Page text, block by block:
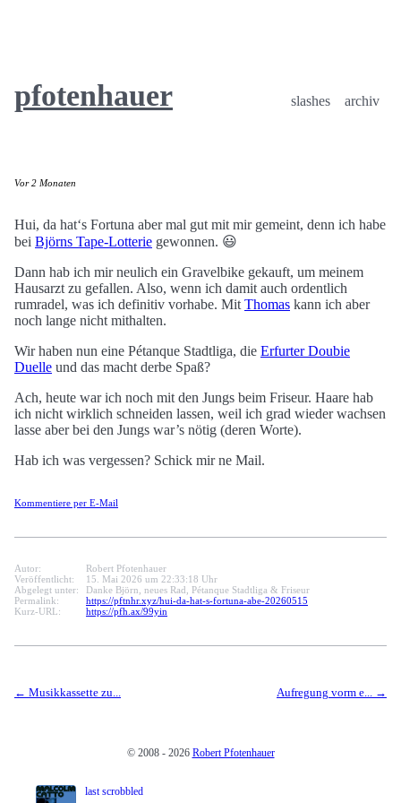
pfotenhauer slashes archiv
Vor 2 Monaten
Hui, da hat‘s Fortuna aber mal gut mit mir gemeint, denn ich habe
bei Björns Tape-Lotterie gewonnen. 😃
Dann hab ich mir neulich ein Gravelbike gekauft, um meinem
Hausarzt zu gefallen. Also, wenn ich damit auch ordentlich
rumradel, was ich definitiv vorhabe. Mit Thomas kann ich aber
noch lange nicht mithalten.
Wir haben nun eine Pétanque Stadtliga, die Erfurter Doubie
Duelle und das macht derbe Spaß?
Ach, heute war ich noch mit den Jungs beim Friseur. Haare hab
ich nicht wirklich schneiden lassen, weil ich grad wieder wachsen
lasse aber bei den Jungs war’s nötig (deren Worte).
Hab ich was vergessen? Schick mir ne Mail.
Kommentiere per E-Mail
Autor:
Robert Pfotenhauer
Veröffentlicht:
15. Mai 2026 um 22:33:18 Uhr
Abgelegt unter:
Danke Björn, neues Rad, Pétanque Stadtliga & Friseur
Permalink:
https://pftnhr.xyz/hui-da-hat-s-fortuna-abe-20260515
Kurz-URL:
https://pfh.ax/99yin
Musikkassette zu... Aufregung vorm e...
© 2008 - 2026 Robert Pfotenhauer
last scrobbled